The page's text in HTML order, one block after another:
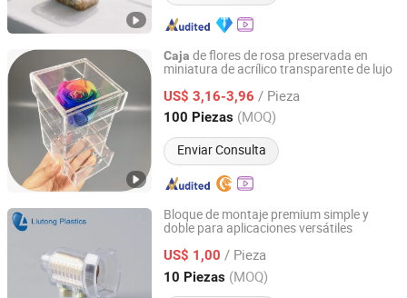
Caja de flores de rosa preservada en
miniatura de acrílico transparente de lujo
US$ 3,16-3,96 / Pieza
100 Piezas (MOQ)
Enviar Consulta
Shenzhen Art Display Products Co.,LTD
Guangdong, China Desde 2025
Bloque de montaje premium simple y
doble para aplicaciones versátiles
US$ 1,00 / Pieza
10 Piezas (MOQ)
Zhejiang Liutong Plastics Co., Ltd.
Zhejiang, China Desde 2012